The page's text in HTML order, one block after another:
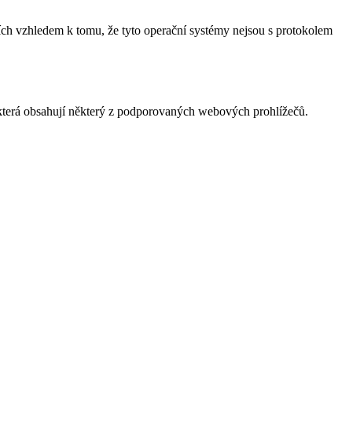
vzhledem k tomu, že tyto operační systémy nejsou s protokolem
obsahují některý z podporovaných webových prohlížečů.